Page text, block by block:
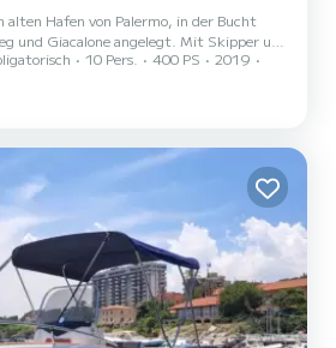
alten Hafen von Palermo, in der Bucht
und Giacalone angelegt. Mit Skipper und
ausgestattet mit einem
PS und einer Reisegeschwindigkeit
ist für Wassersportarten wie Parasailing
und die Isola delle Femmine zu
10 Pers. 400 PS
2019